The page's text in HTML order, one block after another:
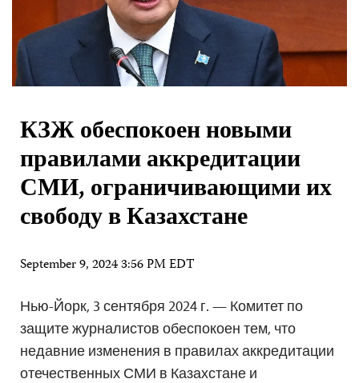
КЗЖ обеспокоен новыми
правилами аккредитации
СМИ, ограничивающими их
свободу в Казахстане
September 9, 2024 3:56 PM EDT
Нью-Йорк, 3 сентября 2024 г. — Комитет по
защите журналистов обеспокоен тем, что
недавние изменения в правилах аккредитации
отечественных СМИ в Казахстане и